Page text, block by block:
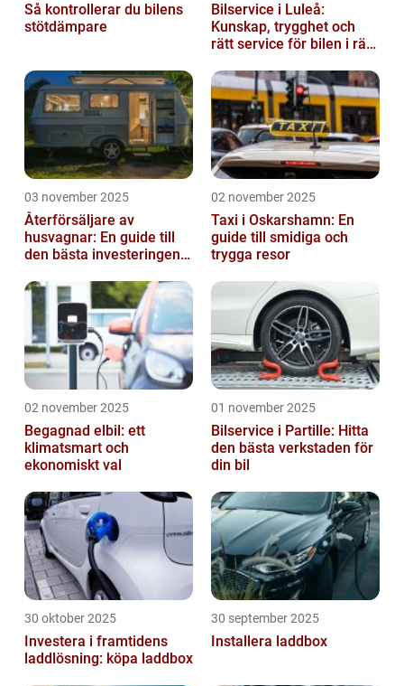
Så kontrollerar du bilens
stötdämpare
Bilservice i Luleå:
Kunskap, trygghet och
rätt service för bilen i rätt
03 november 2025
Återförsäljare av
husvagnar: En guide till
den bästa investeringen
02 november 2025
Taxi i Oskarshamn: En
guide till smidiga och
trygga resor
02 november 2025
Begagnad elbil: ett
klimatsmart och
ekonomiskt val
01 november 2025
Bilservice i Partille: Hitta
den bästa verkstaden för
din bil
30 oktober 2025
Investera i framtidens
laddlösning: köpa laddbox
30 september 2025
Installera laddbox